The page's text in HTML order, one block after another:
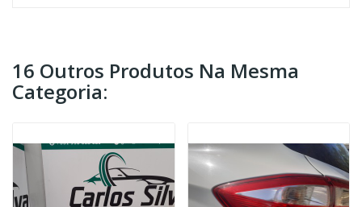
16 Outros Produtos Na Mesma
Categoria: